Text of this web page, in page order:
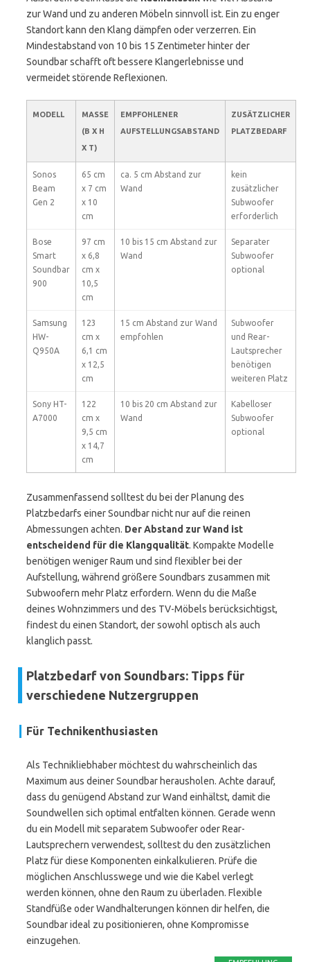
zur Wand und zu anderen Möbeln sinnvoll ist. Ein zu enger
Standort kann den Klang dämpfen oder verzerren. Ein
Mindestabstand von 10 bis 15 Zentimeter hinter der
Soundbar schafft oft bessere Klangerlebnisse und
vermeidet störende Reflexionen.
MODELL
MASSE (
B X H X
T)
EMPFOHLENER
AUFSTELLUNGSABSTAND
ZUSÄTZLICHER
PLATZBEDARF
Sonos
Beam
Gen 2
65 cm
x 7 cm
x 10
cm
ca. 5 cm Abstand zur
Wand
kein
zusätzlicher
Subwoofer
erforderlich
Bose
Smart
Soundbar
900
97 cm
x 6,8
cm x
10,5
cm
10 bis 15 cm Abstand zur
Wand
Separater
Subwoofer
optional
Samsung
HW-
Q950A
123
cm x
6,1 cm
x 12,5
cm
15 cm Abstand zur Wand
empfohlen
Subwoofer
und Rear-
Lautsprecher
benötigen
weiteren Platz
Sony HT-
A7000
122
cm x
9,5 cm
x 14,7
cm
10 bis 20 cm Abstand zur
Wand
Kabelloser
Subwoofer
optional
Zusammenfassend solltest du bei der Planung des
Platzbedarfs einer Soundbar nicht nur auf die reinen
Abmessungen achten. Der Abstand zur Wand ist
entscheidend für die Klangqualität. Kompakte Modelle
benötigen weniger Raum und sind flexibler bei der
Aufstellung, während größere Soundbars zusammen mit
Subwoofern mehr Platz erfordern. Wenn du die Maße
deines Wohnzimmers und des TV-Möbels berücksichtigst,
findest du einen Standort, der sowohl optisch als auch
klanglich passt.
Platzbedarf von Soundbars: Tipps für
verschiedene Nutzergruppen
Für Technikenthusiasten
Als Technikliebhaber möchtest du wahrscheinlich das
Maximum aus deiner Soundbar herausholen. Achte darauf,
dass du genügend Abstand zur Wand einhältst, damit die
Soundwellen sich optimal entfalten können. Gerade wenn
du ein Modell mit separatem Subwoofer oder Rear-
Lautsprechern verwendest, solltest du den zusätzlichen
Platz für diese Komponenten einkalkulieren. Prüfe die
möglichen Anschlusswege und wie die Kabel verlegt
werden können, ohne den Raum zu überladen. Flexible
Standfüße oder Wandhalterungen können dir helfen, die
Soundbar ideal zu positionieren, ohne Kompromisse
einzugehen.